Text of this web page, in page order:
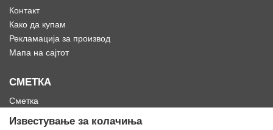
Известување за колачиња
Контакт
Како да купам
Рекламација за производ
Мапа на сајтот
СМЕТКА
Сметка